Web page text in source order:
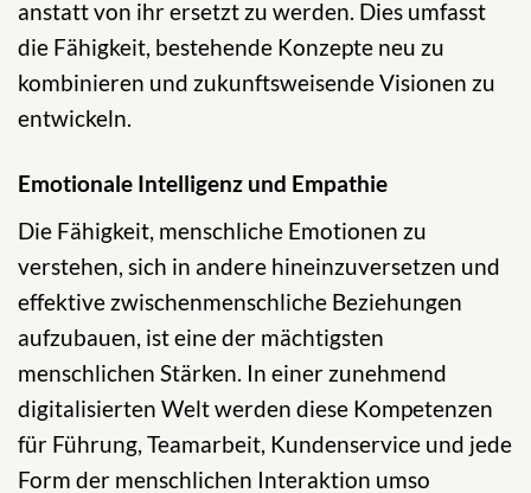
anstatt von ihr ersetzt zu werden. Dies umfasst
die Fähigkeit, bestehende Konzepte neu zu
kombinieren und zukunftsweisende Visionen zu
entwickeln.
Emotionale Intelligenz und Empathie
Die Fähigkeit, menschliche Emotionen zu
verstehen, sich in andere hineinzuversetzen und
effektive zwischenmenschliche Beziehungen
aufzubauen, ist eine der mächtigsten
menschlichen Stärken. In einer zunehmend
digitalisierten Welt werden diese Kompetenzen
für Führung, Teamarbeit, Kundenservice und jede
Form der menschlichen Interaktion umso